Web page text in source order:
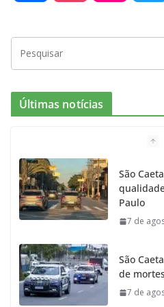
c
b
o
o
k
a
g
r
a
m
k
Últimas notícias
São
Paulo
7 de
São
de
7 de